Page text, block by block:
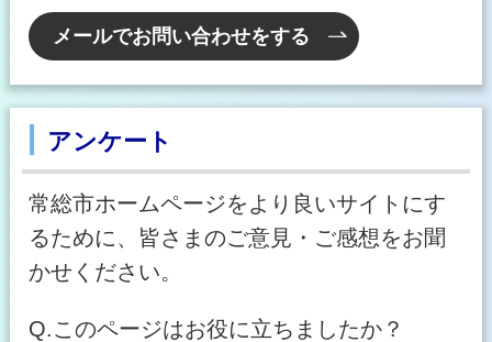
メールでお問い合わせをする
アンケート
常総市ホームページをより良いサイトにす
るために、皆さまのご意見・ご感想をお聞
かせください。
Q.このページはお役に立ちましたか？